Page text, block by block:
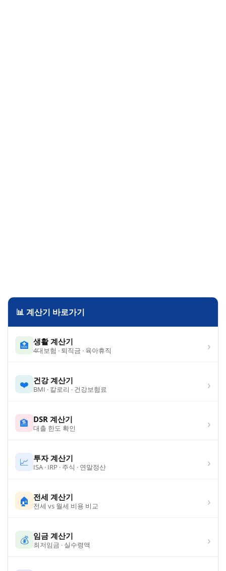
📊 계산기 바로가기
🏥 생활 계산기
4대보험 · 퇴직금 · 육아휴직 ›
❤️ 건강 계산기
BMI · 칼로리 · 건강보험료 ›
🏦 DSR 계산기
대출 한도 확인 ›
📈 투자 계산기
ISA · IRP · 주식 · 연말정산 ›
🏠 전세 계산기
전세 vs 월세 비용 비교 ›
💰 임금 계산기
최저임금 · 실수령액 ›